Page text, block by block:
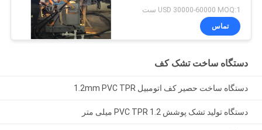
USD 30000-60000 MOQ:1 ست
تماس
دستگاه ساخت تشک کف
دستگاه ساخت حصیر کف اتومبیل 1.2mm PVC TPR
دستگاه تولید تشک پوشش PVC TPR 1.2 میلی متر